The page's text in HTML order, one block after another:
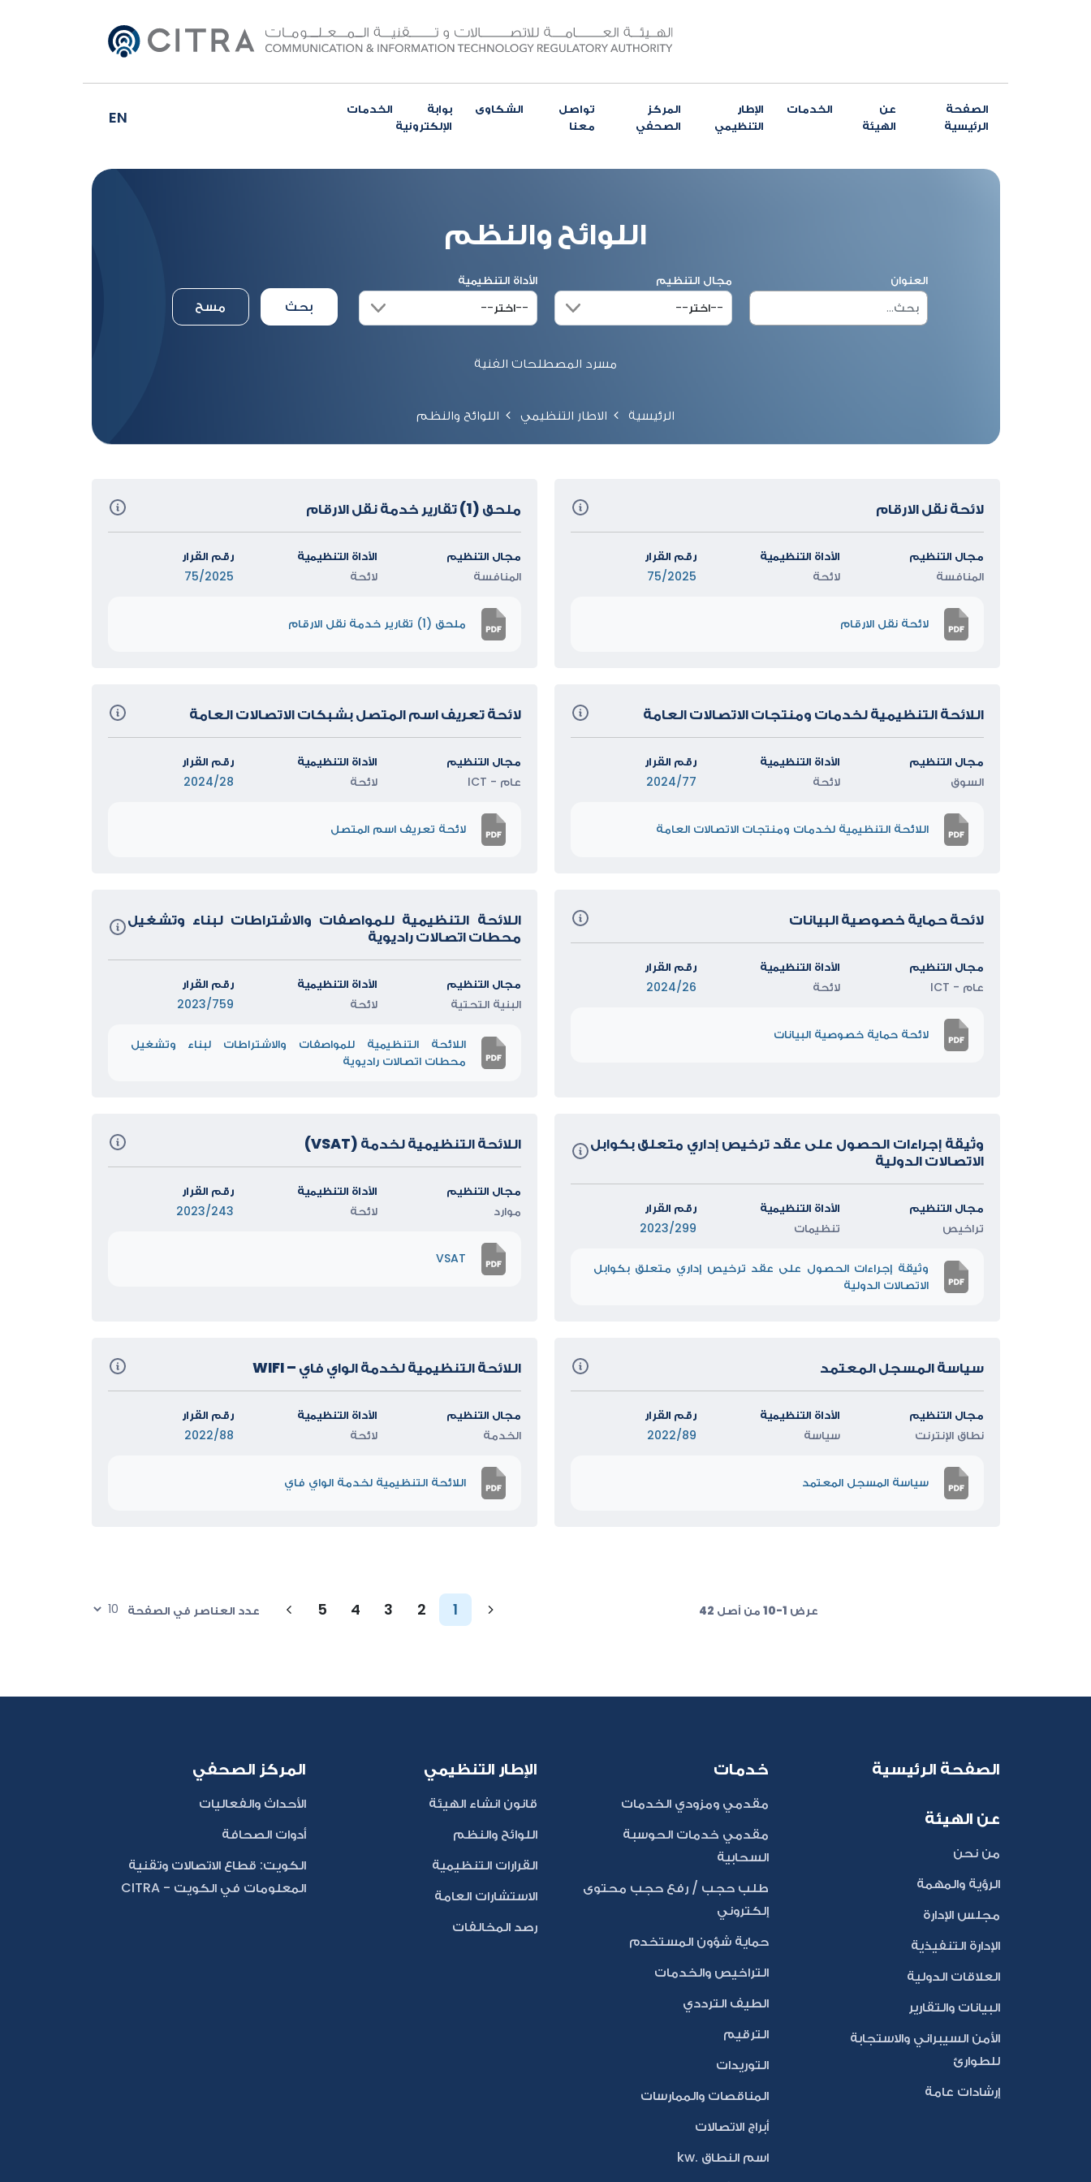
الصفحة
الرئيسية
عن
الهيئة
الخدمات
الإطار
التنظيمي
المركز
الصحفي
تواصل
معنا
الشكاوى
بوابة الخدمات
الإلكترونية
EN
اللوائح والنظم
العنوان مجال التنظيم الأداة التنظيمية
مسرد المصطلحات الفنية
الرئيسية الاطار التنظيمي اللوائح والنظم
لائحة نقل الارقام
مجال التنظيم
المنافسة
الأداة التنظيمية
لائحة
رقم القرار
75/2025
لائحة نقل الارقام
ملحق (1) تقارير خدمة نقل الارقام
مجال التنظيم
المنافسة
الأداة التنظيمية
لائحة
رقم القرار
75/2025
ملحق (1) تقارير خدمة نقل الارقام
اللائحة التنظيمية لخدمات ومنتجات الاتصالات العامة
مجال التنظيم
السوق
الأداة التنظيمية
لائحة
رقم القرار
2024/77
اللائحة التنظيمية لخدمات ومنتجات الاتصالات العامة
لائحة تعريف اسم المتصل بشبكات الاتصالات العامة
مجال التنظيم
عام - ICT
الأداة التنظيمية
لائحة
رقم القرار
2024/28
لائحة تعريف اسم المتصل
لائحة حماية خصوصية البيانات
مجال التنظيم
عام - ICT
الأداة التنظيمية
لائحة
رقم القرار
2024/26
لائحة حماية خصوصية البيانات
اللائحة التنظيمية للمواصفات والاشتراطات لبناء وتشغيل
محطات اتصالات راديوية
مجال التنظيم
البنية التحتية
الأداة التنظيمية
لائحة
رقم القرار
2023/759
اللائحة التنظيمية للمواصفات والاشتراطات لبناء وتشغيل
محطات اتصالات راديوية
وثيقة إجراءات الحصول على عقد ترخيص إداري متعلق بكوابل
الاتصالات الدولية
مجال التنظيم
تراخيص
الأداة التنظيمية
تنظيمات
رقم القرار
2023/299
وثيقة إجراءات الحصول على عقد ترخيص إداري متعلق بكوابل
الاتصالات الدولية
اللائحة التنظيمية لخدمة (VSAT)
مجال التنظيم
موارد
الأداة التنظيمية
لائحة
رقم القرار
2023/243
VSAT
سياسة المسجل المعتمد
مجال التنظيم
نطاق الإنترنت
الأداة التنظيمية
سياسة
رقم القرار
2022/89
سياسة المسجل المعتمد
اللائحة التنظيمية لخدمة الواي فاي – WIFI
مجال التنظيم
الخدمة
الأداة التنظيمية
لائحة
رقم القرار
2022/88
اللائحة التنظيمية لخدمة الواي فاي
عرض 1-10 من أصل 42 1
2
3
4
5 عدد العناصر في الصفحة
الصفحة الرئيسية
عن الهيئة
من نحن
الرؤية والمهمة
مجلس الإدارة
الإدارة التنفيذية
العلاقات الدولية
البيانات والتقارير
الأمن السيبراني والاستجابة
للطوارئ
إرشادات عامة
خدمات
مقدمي ومزودي الخدمات
مقدمي خدمات الحوسبة
السحابية
طلب حجب / رفع حجب محتوى
إلكتروني
حماية شؤون المستخدم
التراخيص والخدمات
الطيف الترددي
الترقيم
التوريدات
المناقصات والممارسات
أبراج الاتصالات
اسم النطاق .kw
الإطار التنظيمي
قانون انشاء الهيئة
اللوائح والنظم
القرارات التنظيمية
الاستشارات العامة
رصد المخالفات
المركز الصحفي
الأحداث والفعاليات
أدوات الصحافة
الكويت: قطاع الاتصالات وتقنية
المعلومات في الكويت - CITRA